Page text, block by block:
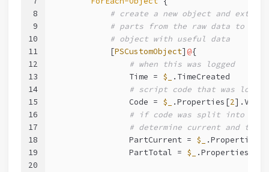
8
9
10
11
12
13
14
15
16
17
18
19
20
# create a new object and
# parts from the raw data to
# object with useful data
            [
PSCustomObject] @{
# when this was logged
                Time =
$_
.TimeCreated
# script code that was logged
                Code =
$_ .Properties[2].Value
# if code was split into
# determine current and
                PartCurrent =
$_ .Properties[
                PartTotal =
$_ .Properties[